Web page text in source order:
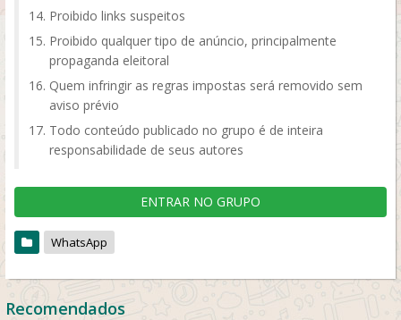
Proibido links suspeitos
Proibido qualquer tipo de anúncio, principalmente
propaganda eleitoral
Quem infringir as regras impostas será removido sem
aviso prévio
Todo conteúdo publicado no grupo é de inteira
responsabilidade de seus autores
ENTRAR NO GRUPO
WhatsApp
Recomendados